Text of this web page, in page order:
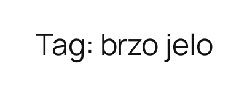
Tag: brzo jelo